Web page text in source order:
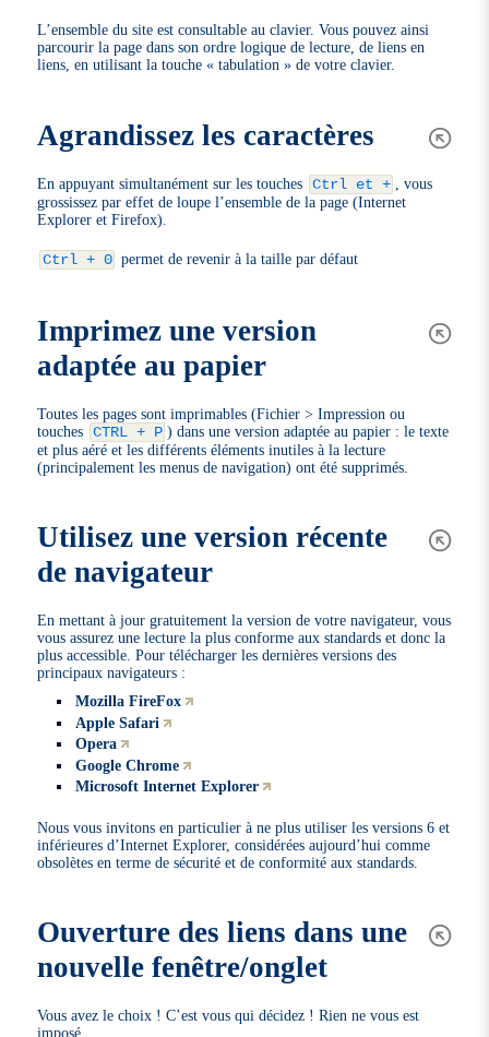
L’ensemble du site est consultable au clavier. Vous pouvez ainsi
parcourir la page dans son ordre logique de lecture, de liens en
liens, en utilisant la touche « tabulation » de votre clavier.
Agrandissez les caractères
En appuyant simultanément sur les touches Ctrl et +
, vous
grossissez par effet de loupe l’ensemble de la page (Internet
Explorer et Firefox).
Ctrl + 0 permet de revenir à la taille par défaut
Imprimez une version
adaptée au papier
Toutes les pages sont imprimables (Fichier > Impression ou
touches CTRL + P ) dans une version adaptée au papier : le texte
et plus aéré et les différents éléments inutiles à la lecture
(principalement les menus de navigation) ont été supprimés.
Utilisez une version récente
de navigateur
En mettant à jour gratuitement la version de votre navigateur, vous
vous assurez une lecture la plus conforme aux standards et donc la
plus accessible. Pour télécharger les dernières versions des
principaux navigateurs :
Mozilla FireFox
Apple Safari
Opera
Google Chrome
Microsoft Internet Explorer
Nous vous invitons en particulier à ne plus utiliser les versions 6 et
inférieures d’Internet Explorer, considérées aujourd’hui comme
obsolètes en terme de sécurité et de conformité aux standards.
Ouverture des liens dans une
nouvelle fenêtre/onglet
Vous avez le choix ! C’est vous qui décidez ! Rien ne vous est
imposé.